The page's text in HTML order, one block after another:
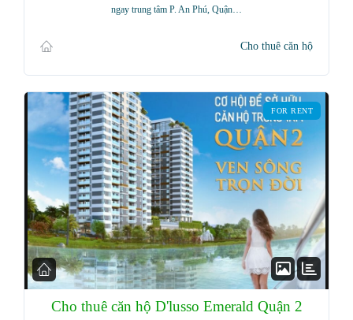
ngay trung tâm P. An Phú, Quận…
Cho thuê căn hộ
FOR RENT
Cho thuê căn hộ D'lusso Emerald Quận 2